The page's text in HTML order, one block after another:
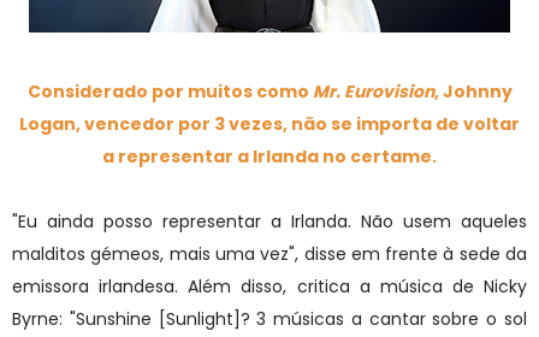
Considerado por muitos como Mr. Eurovision, Johnny
Logan, vencedor por 3 vezes, não se importa de voltar
a representar a Irlanda no certame.
"Eu ainda posso representar a Irlanda. Não usem aqueles
malditos gémeos, mais uma vez", disse em frente à sede da
emissora irlandesa. Além disso, critica a música de Nicky
Byrne: "Sunshine [Sunlight]? 3 músicas a cantar sobre o sol